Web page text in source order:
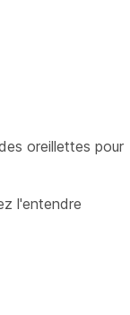
oreillettes pour
l'entendre